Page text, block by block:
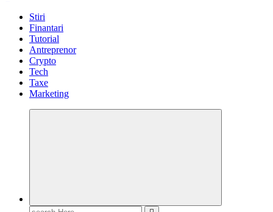
Stiri
Finantari
Tutorial
Antreprenor
Crypto
Tech
Taxe
Marketing